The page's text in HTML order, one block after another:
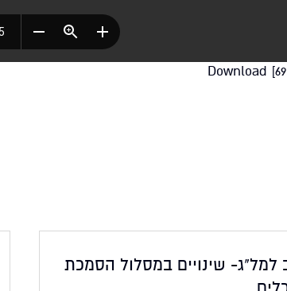
Download
למל"ג- שינויים במסלול הסמכת